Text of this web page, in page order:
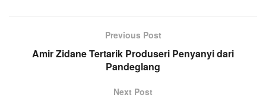
Previous Post
Amir Zidane Tertarik Produseri Penyanyi dari
Pandeglang
Next Post